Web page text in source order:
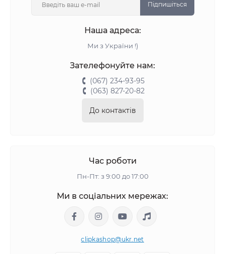
Підпишіться
Наша адреса:
Ми з України !)
Зателефонуйте нам:
(067) 234-93-95
(063) 827-20-82
До контактів
Час роботи
Пн-Пт: з 9:00 до 17:00
Ми в соціальних мережах:
clipkashop@ukr.net